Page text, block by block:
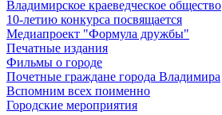
Владимирское краеведческое общество
10-летию конкурса посвящается
Медиапроект "Формула дружбы"
Печатные издания
Фильмы о городе
Почетные граждане города Владимира
Вспомним всех поименно
Городские мероприятия